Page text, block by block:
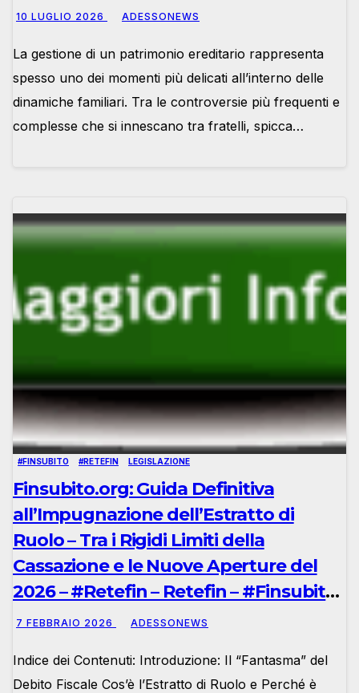
10 LUGLIO 2026 ADESSONEWS
La gestione di un patrimonio ereditario rappresenta
spesso uno dei momenti più delicati all’interno delle
dinamiche familiari. Tra le controversie più frequenti e
complesse che si innescano tra fratelli, spicca…
#FINSUBITO #RETEFIN LEGISLAZIONE
Finsubito.org: Guida Definitiva
all’Impugnazione dell’Estratto di
Ruolo – Tra i Rigidi Limiti della
Cassazione e le Nuove Aperture del
2026 – #Retefin – Retefin – #Finsubito
– Finsubito – #Adessonews –
Adessonews
7 FEBBRAIO 2026 ADESSONEWS
Indice dei Contenuti: Introduzione: Il “Fantasma” del
Debito Fiscale Cos’è l’Estratto di Ruolo e Perché è